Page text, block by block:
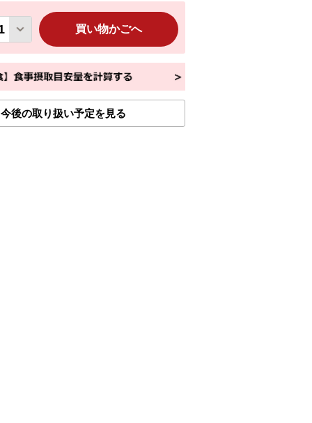
買い物かごへ
今後の取り扱い予定を見る